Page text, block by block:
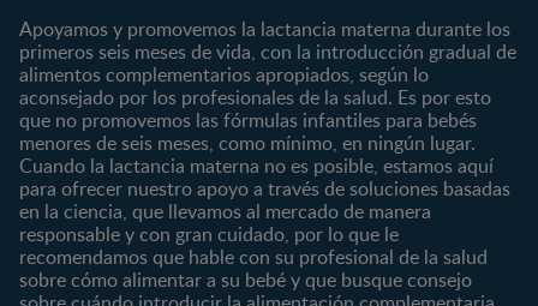
¿Quiénes somos?
Marcas y productos
Nuestros Productos
Nuestras Marcas
Embarazo
Posparto
0 a 4 meses
4 a 6 meses
6 a 8 meses
8 a 12 meses
12 a 24 meses
Desde 2 años
Preescolar
Nutrición
Salud
Maternidad
Paternidad
Vida en familia
Apoyamos y promovemos la lactancia materna durante los
primeros seis meses de vida, con la introducción gradual de
alimentos complementarios apropiados, según lo
aconsejado por los profesionales de la salud. Es por esto
que no promovemos las fórmulas infantiles para bebés
menores de seis meses, como mínimo, en ningún lugar.
Cuando la lactancia materna no es posible, estamos aquí
para ofrecer nuestro apoyo a través de soluciones basadas
en la ciencia, que llevamos al mercado de manera
responsable y con gran cuidado, por lo que le
recomendamos que hable con su profesional de la salud
sobre cómo alimentar a su bebé y que busque consejo